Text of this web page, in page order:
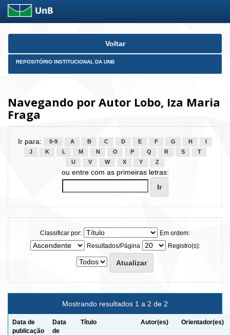
Skip
Voltar
REPOSITÓRIO INSTITUCIONAL DA UNB
Navegando por Autor Lobo, Iza Maria
Fraga
Ir para: 0-9 A B C D E F G H
J
K L M N O P Q R S
T
U
V W X Y Z
ou entre com as primeiras letras:
Classificar por:
Em ordem:
Resultados/Página
Registro(s):
Mostrando resultados 1 a 2 de 2
Data de
publicação
Data
de
Título Autor(es) Orientador(es)